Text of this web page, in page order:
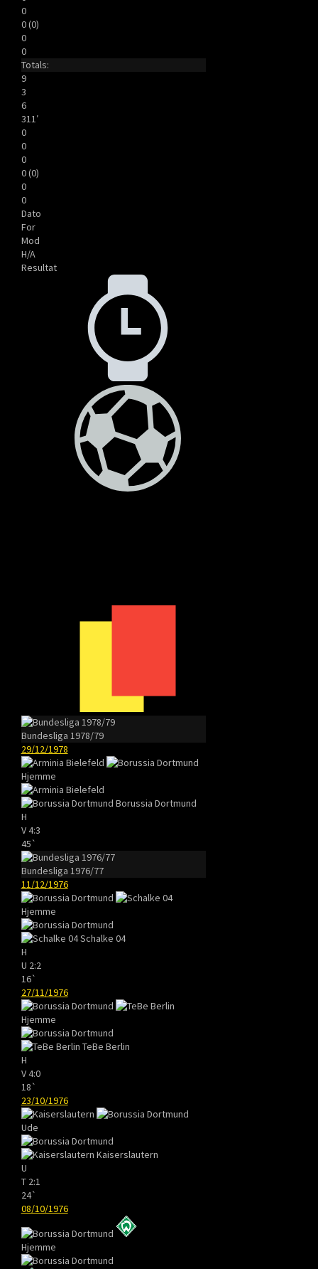
0
0 (0)
0
0
Totals:
9
3
6
311′
0
0
0
0 (0)
0
0
Dato
For
Mod
H/A
Resultat
Bundesliga 1978/79
29/12/1978
Hjemme
Borussia Dortmund
H
V4:3
45`
Bundesliga 1976/77
11/12/1976
Hjemme
Schalke 04
H
U 2:2
16`
27/11/1976
Hjemme
TeBe Berlin
H
V4:0
18`
23/10/1976
Ude
Kaiserslautern
U
T 2:1
24`
08/10/1976
Hjemme